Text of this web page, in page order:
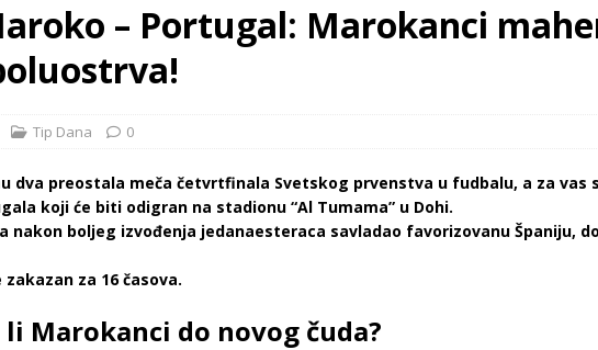
– Portugal: Marokanci
Tip Dana 0
dva preostala meča četvrtfinala Svetskog prvenstva u fudbalu, a za
koji će biti odigran na stadionu “Al Tumama” u Dohi.
nakon boljeg izvođenja jedanaesteraca savladao favorizovanu Španiju,
za 16 časova.
Marokanci do novog čuda?